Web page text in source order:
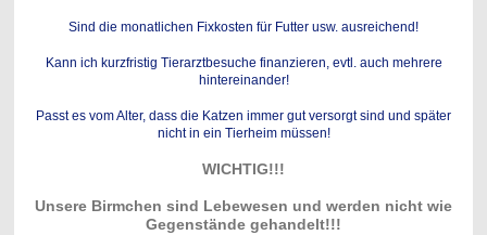
Sind die monatlichen Fixkosten für Futter usw. ausreichend!
Kann ich kurzfristig Tierarztbesuche finanzieren, evtl. auch mehrere
hintereinander!
Passt es vom Alter, dass die Katzen immer gut versorgt sind und später
nicht in ein Tierheim müssen!
WICHTIG!!!
Unsere Birmchen sind Lebewesen und werden nicht wie
Gegenstände gehandelt!!!